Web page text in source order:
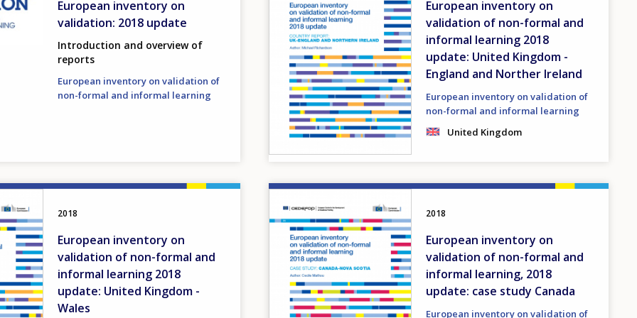
European inventory on
validation: 2018 update
Introduction and overview of
reports
European inventory on validation of
non-formal and informal learning
European inventory on
validation of non-formal and
informal learning 2018
update: United Kingdom -
England and Norther Ireland
European inventory on validation of
non-formal and informal learning
United Kingdom
2018
European inventory on
validation of non-formal and
informal learning 2018
update: United Kingdom -
Wales
2018
European inventory on
validation of non-formal and
informal learning, 2018
update: case study Canada
European inventory on validation of